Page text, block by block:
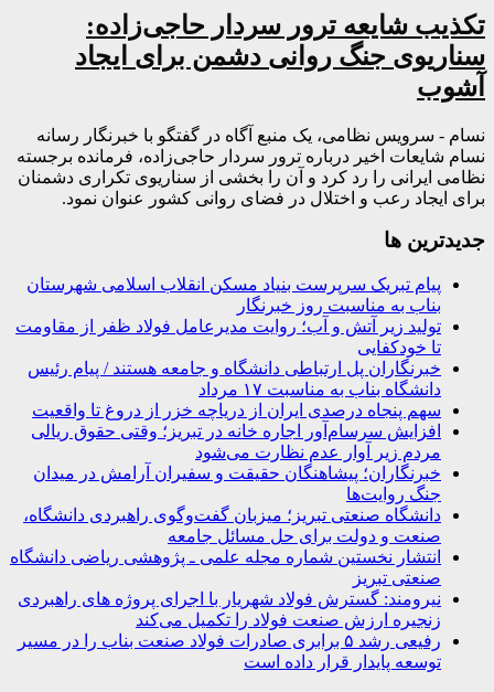
تکذیب شایعه ترور سردار حاجی‌زاده:
سناریوی جنگ روانی دشمن برای ایجاد
آشوب
نسام - سرویس نظامی، یک منبع آگاه در گفتگو با خبرنگار رسانه
نسام شایعات اخیر درباره ترور سردار حاجی‌زاده، فرمانده برجسته
نظامی ایرانی را رد کرد و آن را بخشی از سناریوی تکراری دشمنان
برای ایجاد رعب و اختلال در فضای روانی کشور عنوان نمود.
جديدترين ها
پیام تبریک سرپرست بنیاد مسکن انقلاب اسلامی شهرستان
بناب به مناسبت روز خبرنگار
تولید زیر آتش و آب؛ روایت مدیرعامل فولاد ظفر از مقاومت
تا خودکفایی
خبرنگاران پل ارتباطی دانشگاه و جامعه هستند / پیام رئیس
دانشگاه بناب به مناسبت ۱۷ مرداد
سهم پنجاه درصدی ایران از دریاچه خزر از دروغ تا واقعیت
افزایش سرسام‌آور اجاره خانه در تبریز؛ وقتی حقوق ریالی
مردم زیر آوار عدم نظارت می‌شود
خبرنگاران؛ پیشاهنگان حقیقت و سفیران آرامش در میدان
جنگ روایت‌ها
دانشگاه صنعتی تبریز؛ میزبان گفت‌وگوی راهبردی دانشگاه،
صنعت و دولت برای حل مسائل جامعه
انتشار نخستین شماره مجله علمی ـ پژوهشی ریاضی دانشگاه
صنعتی تبریز
نیرومند: گسترش فولاد شهریار با اجرای پروژه های راهبردی
زنجیره ارزش صنعت فولاد را تکمیل می‌کند
رفیعی رشد ۵ برابری صادرات فولاد صنعت بناب را در مسیر
توسعه پایدار قرار داده است